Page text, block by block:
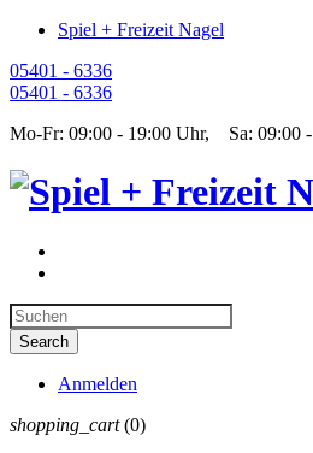
Spiel + Freizeit Nagel
05401 - 6336
05401 - 6336
Mo-Fr: 09:00 - 19:00 Uhr, Sa: 09:00
Anmelden
shopping_cart (0)